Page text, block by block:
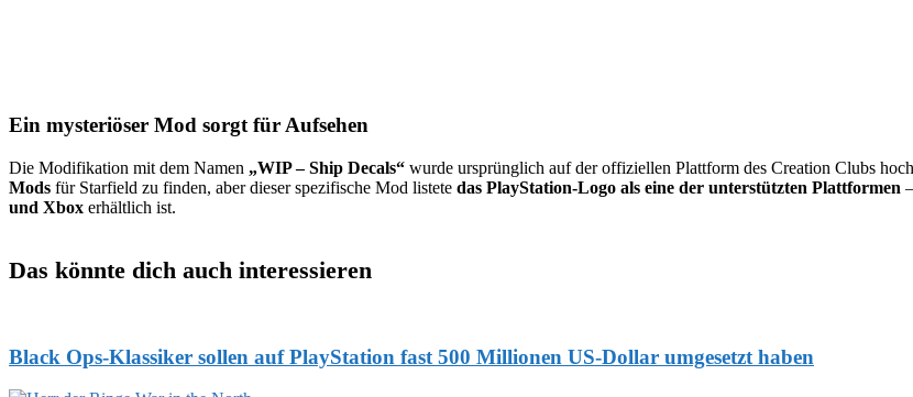
Ein mysteriöser Mod sorgt für Aufsehen
Die Modifikation mit dem Namen „WIP – Ship Decals“ wurde ursprünglich auf der offiziellen Plattform des Creation Clubs
Mods für Starfield zu finden, aber dieser spezifische Mod listete das PlayStation-Logo als eine der unterstützten Plattformen
und Xbox erhältlich ist.
Das könnte dich auch interessieren
Black Ops-Klassiker sollen auf PlayStation fast 500 Millionen US-Dollar umgesetzt haben